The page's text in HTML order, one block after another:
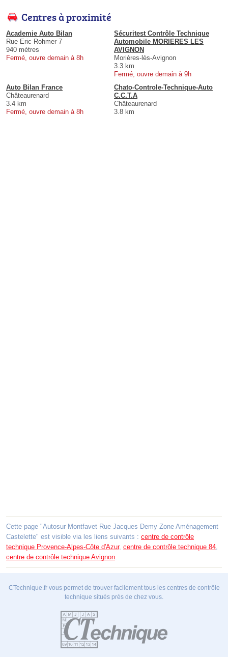
Centres à proximité
Academie Auto Bilan
Rue Eric Rohmer 7
940 mètres
Fermé, ouvre demain à 8h
Sécuritest Contrôle Technique
Automobile MORIERES LES
AVIGNON
Morières-lès-Avignon
3.3 km
Fermé, ouvre demain à 9h
Auto Bilan France
Châteaurenard
3.4 km
Fermé, ouvre demain à 8h
Chato-Controle-Technique-Auto
C.C.T.A
Châteaurenard
3.8 km
Cette page "Autosur Montfavet Rue Jacques Demy Zone Aménagement
Castelette" est visible via les liens suivants : centre de contrôle
technique Provence-Alpes-Côte d'Azur, centre de contrôle technique 84,
centre de contrôle technique Avignon.
CTechnique.fr vous permet de trouver facilement tous les centres de contrôle
technique situés près de chez vous.